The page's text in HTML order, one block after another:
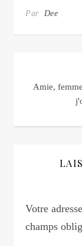
Par Dee
Amie,
Votre
champs